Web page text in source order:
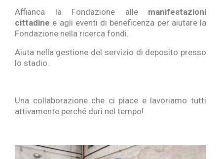
Affianca la Fondazione alle manifestazioni
cittadine e agli eventi di beneficenza per aiutare la
Fondazione nella ricerca fondi.
Aiuta nella gestione del servizio di deposito presso
lo stadio.
Una collaborazione che ci piace e lavoriamo tutti
attivamente perché duri nel tempo!